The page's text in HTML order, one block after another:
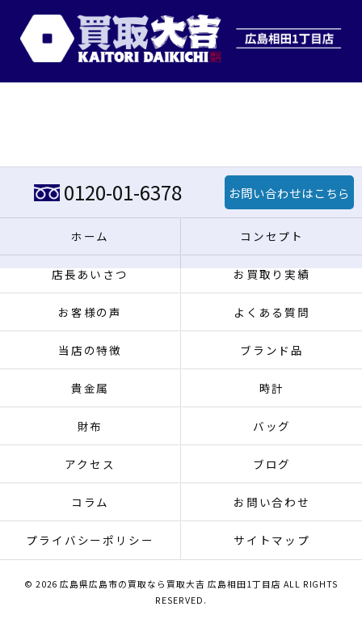
0120-01-6378 お問い合わせはこちら
ホーム コンセプト
店長あいさつ お買取り実績
お客様の声 よくある質問
当店の特徴 ブランド品
貴金属 時計
財布 バッグ
アクセス ブログ
コラム お問い合わせ
プライバシーポリシー サイトマップ
© 2026 広島県広島市の買取なら買取大吉 広島相田1丁目店 ALL RIGHTS
RESERVED.